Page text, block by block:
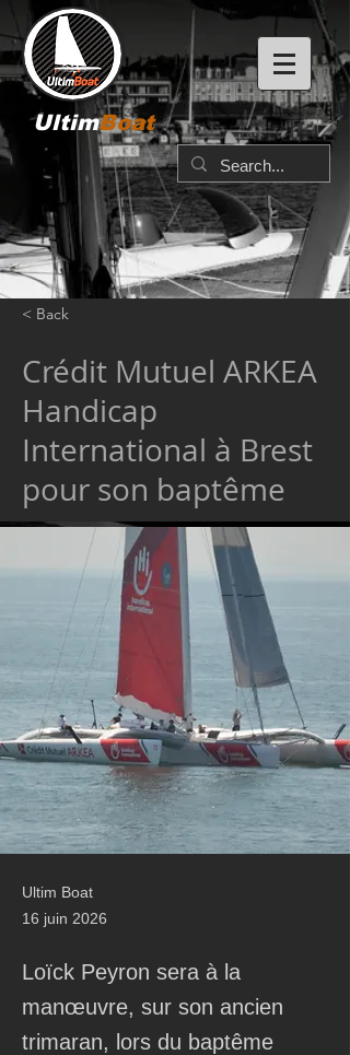
UltimBoat
< Back
Crédit Mutuel ARKEA
Handicap
International à Brest
pour son baptême
Ultim Boat
16 juin 2026
Loïck Peyron sera à la
manœuvre, sur son ancien
trimaran, lors du baptême